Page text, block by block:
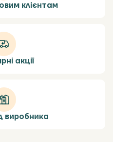
клієнтам
акції
виробника